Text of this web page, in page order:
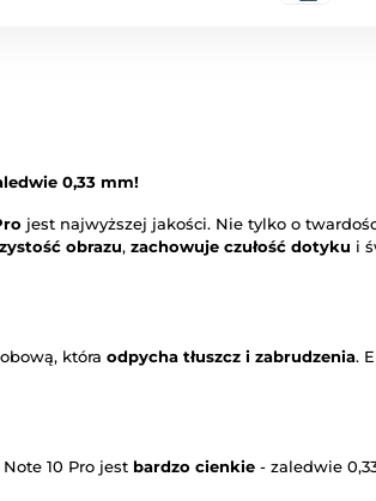
0,33 mm!
jest najwyższej jakości. Nie tylko o
obrazu, zachowuje czułość dotyku i
która odpycha tłuszcz i zabrudzenia.
10 Pro jest bardzo cienkie - zaledwie